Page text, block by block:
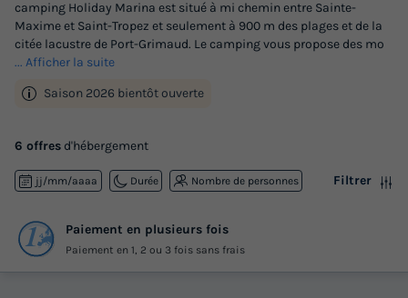
camping Holiday Marina est situé à mi chemin entre Sainte-
Maxime et Saint-Tropez et seulement à 900 m des plages et de la
citée lacustre de Port-Grimaud. Le camping vous propose des mo
... Afficher la suite
Saison 2026 bientôt ouverte
6 offres d'hébergement
jj/mm/aaaa Durée Nombre de personnes Filtrer
Paiement en plusieurs fois
Paiement en 1, 2 ou 3 fois sans frais